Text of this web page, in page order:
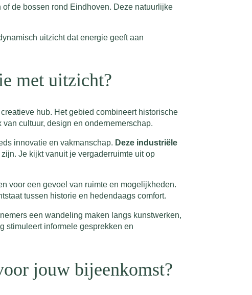
de bossen rond Eindhoven. Deze natuurlijke
uitzicht dat energie geeft aan
met uitzicht?
hub. Het gebied combineert historische
cultuur, design en ondernemerschap.
innovatie en vakmanschap. Deze industriële
Je kijkt vanuit je vergaderruimte uit op
voor een gevoel van ruimte en mogelijkheden.
tussen historie en hedendaags comfort.
een wandeling maken langs kunstwerken,
stimuleert informele gesprekken en
jouw bijeenkomst?